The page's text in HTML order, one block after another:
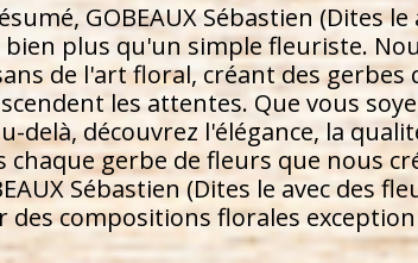
GOBEAUX Sébastien (Dites
bien plus qu'un simple fleuriste.
de l'art floral, créant des gerbes
les attentes. Que vous
delà, découvrez l'élégance, la
chaque gerbe de fleurs que nous
Sébastien (Dites le avec des
des compositions florales